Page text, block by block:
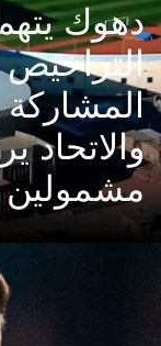
دهوك
المشاركة
والاتحاد
مشمولين